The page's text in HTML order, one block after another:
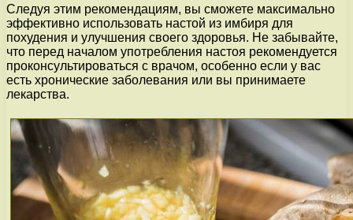
Следуя этим рекомендациям, вы сможете максимально
эффективно использовать настой из имбиря для
похудения и улучшения своего здоровья. Не забывайте,
что перед началом употребления настоя рекомендуется
проконсультироваться с врачом, особенно если у вас
есть хронические заболевания или вы принимаете
лекарства.